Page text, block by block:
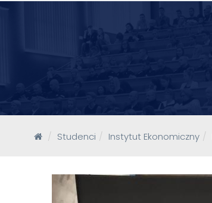
Studenci Instytut Ekonomiczny